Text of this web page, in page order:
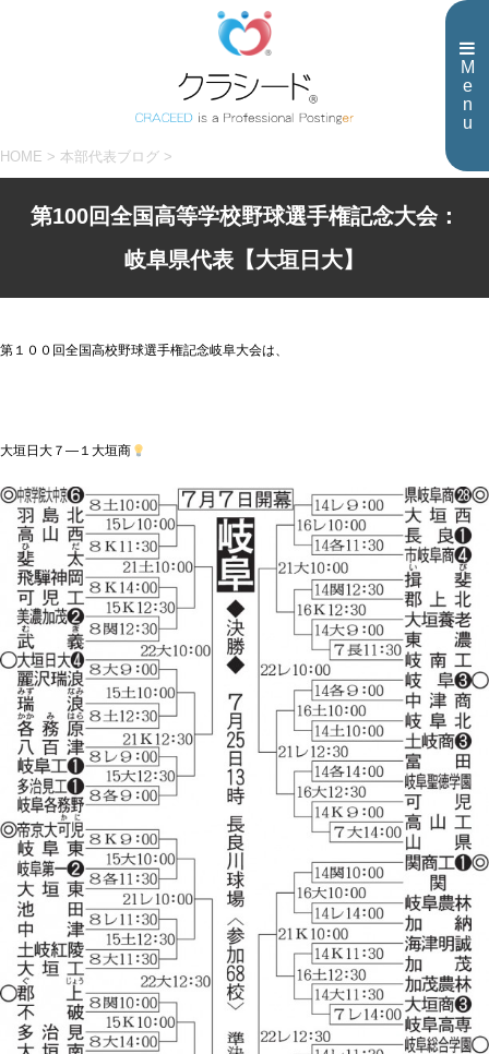
M
e
n
u
HOME > 本部代表ブログ >
第100回全国高等学校野球選手権記念大会：
岐阜県代表【大垣日大】
第１００回全国高校野球選手権記念岐阜大会は、
大垣日大７―１大垣商